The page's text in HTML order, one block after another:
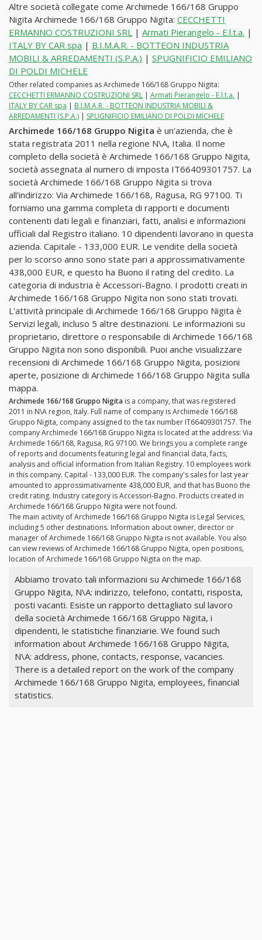
Altre società collegate come Archimede 166/168 Gruppo
Nigita Archimede 166/168 Gruppo Nigita: CECCHETTI
ERMANNO COSTRUZIONI SRL | Armati Pierangelo - E.l.t.a. |
ITALY BY CAR spa | B.I.M.A.R. - BOTTEON INDUSTRIA
MOBILI & ARREDAMENTI (S.P.A.) | SPUGNIFICIO EMILIANO
DI POLDI MICHELE
Other related companies as Archimede 166/168 Gruppo Nigita:
CECCHETTI ERMANNO COSTRUZIONI SRL | Armati Pierangelo - E.l.t.a. |
ITALY BY CAR spa | B.I.M.A.R. - BOTTEON INDUSTRIA MOBILI &
ARREDAMENTI (S.P.A.) | SPUGNIFICIO EMILIANO DI POLDI MICHELE
Archimede 166/168 Gruppo Nigita è un'azienda, che è
stata registrata 2011 nella regione N\A, Italia. Il nome
completo della società è Archimede 166/168 Gruppo Nigita,
società assegnata al numero di imposta IT66409301757. La
società Archimede 166/168 Gruppo Nigita si trova
all'indirizzo: Via Archimede 166/168, Ragusa, RG 97100. Ti
forniamo una gamma completa di rapporti e documenti
contenenti dati legali e finanziari, fatti, analisi e informazioni
ufficiali dal Registro italiano. 10 dipendenti lavorano in questa
azienda. Capitale - 133,000 EUR. Le vendite della società
per lo scorso anno sono state pari a approssimativamente
438,000 EUR, e questo ha Buono il rating del credito. La
categoria di industria è Accessori-Bagno. I prodotti creati in
Archimede 166/168 Gruppo Nigita non sono stati trovati.
L'attività principale di Archimede 166/168 Gruppo Nigita è
Servizi legali, incluso 5 altre destinazioni. Le informazioni su
proprietario, direttore o responsabile di Archimede 166/168
Gruppo Nigita non sono disponibili. Puoi anche visualizzare
recensioni di Archimede 166/168 Gruppo Nigita, posizioni
aperte, posizione di Archimede 166/168 Gruppo Nigita sulla
mappa.
Archimede 166/168 Gruppo Nigita is a company, that was registered
2011 in N\A region, Italy. Full name of company is Archimede 166/168
Gruppo Nigita, company assigned to the tax number IT66409301757. The
company Archimede 166/168 Gruppo Nigita is located at the address: Via
Archimede 166/168, Ragusa, RG 97100. We brings you a complete range
of reports and documents featuring legal and financial data, facts,
analysis and official information from Italian Registry. 10 employees work
in this company. Capital - 133,000 EUR. The company's sales for last year
amounted to approssimativamente 438,000 EUR, and that has Buono the
credit rating. Industry category is Accessori-Bagno. Products created in
Archimede 166/168 Gruppo Nigita were not found.
The main activity of Archimede 166/168 Gruppo Nigita is Legal Services,
including 5 other destinations. Information about owner, director or
manager of Archimede 166/168 Gruppo Nigita is not available. You also
can view reviews of Archimede 166/168 Gruppo Nigita, open positions,
location of Archimede 166/168 Gruppo Nigita on the map.
Abbiamo trovato tali informazioni su Archimede 166/168
Gruppo Nigita, N\A: indirizzo, telefono, contatti, risposta,
posti vacanti. Esiste un rapporto dettagliato sul lavoro
della società Archimede 166/168 Gruppo Nigita, i
dipendenti, le statistiche finanziarie. We found such
information about Archimede 166/168 Gruppo Nigita,
N\A: address, phone, contacts, response, vacancies.
There is a detailed report on the work of the company
Archimede 166/168 Gruppo Nigita, employees, financial
statistics.